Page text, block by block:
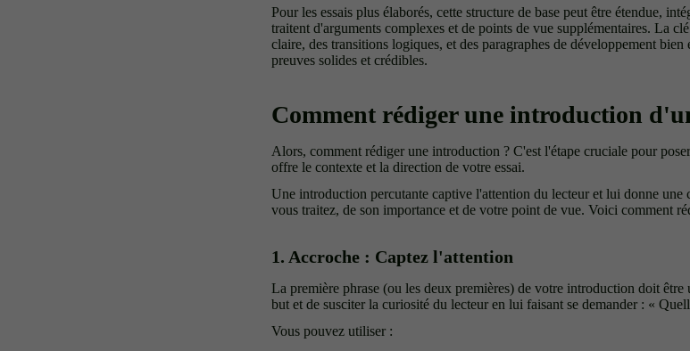
Pour les essais plus élaborés, cette structure de base peut être étendue,
traitent d'arguments complexes et de points de vue supplémentaires. La
claire, des transitions logiques, et des paragraphes de développement
preuves solides et crédibles.
Comment rédiger une introduction
Alors, comment rédiger une introduction ? C'est l'étape cruciale pour
offre le contexte et la direction de votre essai.
Une introduction percutante captive l'attention du lecteur et lui donne une
vous traitez, de son importance et de votre point de vue. Voici comment
1. Accroche : Captez l'attention
La première phrase (ou les deux premières) de votre introduction doit
but et de susciter la curiosité du lecteur en lui faisant se demander : «
Vous pouvez utiliser :